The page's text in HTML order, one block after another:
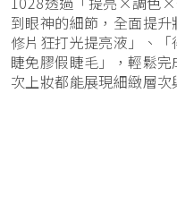
到眼神的細節，全面提
修片狂打光提亮液」、
睫免膠假睫毛」，輕鬆
次上妝都能展現細緻層次